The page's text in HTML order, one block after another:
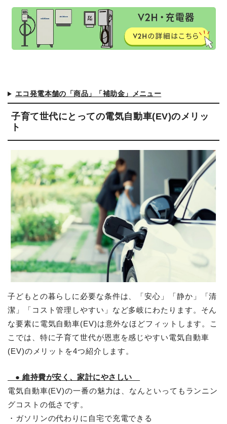
エコ発電本舗の「商品」「補助金」メニュー
子育て世代にとっての電気自動車(EV)のメリッ
ト
子どもとの暮らしに必要な条件は、「安心」「静か」「清
潔」「コスト管理しやすい」など多岐にわたります。そん
な要素に電気自動車(EV)は意外なほどフィットします。こ
こでは、特に子育て世代が恩恵を感じやすい電気自動車
(EV)のメリットを4つ紹介します。
● 維持費が安く、家計にやさしい
電気自動車(EV)の一番の魅力は、なんといってもランニン
グコストの低さです。
・ガソリンの代わりに自宅で充電できる